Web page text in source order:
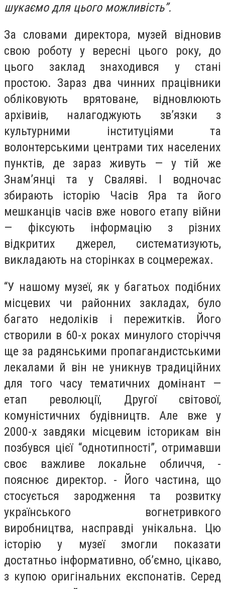
шукаємо для цього можливість”.
За словами директора, музей відновив
свою роботу у вересні цього року, до
цього заклад знаходився у стані
простою. Зараз два чинних працівники
обліковують врятоване, відновлюють
архівиів, налагоджують зв’язки з
культурними інституціями та
волонтерськими центрами тих населених
пунктів, де зараз живуть — у тій же
Знам’янці та у Сваляві. І водночас
збирають історію Часів Яра та його
мешканців часів вже нового етапу війни
— фіксують інформацію з різних
відкритих джерел, систематизують,
викладають на сторінках в соцмережах.
“У нашому музеї, як у багатьох подібних
місцевих чи районних закладах, було
багато недоліків і пережитків. Його
створили в 60-х роках минулого сторіччя
ще за радянськими пропагандистськими
лекалами й він не уникнув традиційних
для того часу тематичних домінант —
етап революції, Другої світової,
комуністичних будівництв. Але вже у
2000-х завдяки місцевим історикам він
позбувся цієї “однотипності”, отримавши
своє важливе локальне обличчя, -
пояснює директор. - Його частина, що
стосується зародження та розвитку
українського вогнетривкого
виробництва, насправді унікальна. Цю
історію у музеї змогли показати
достатньо інформативно, об’ємно, цікаво,
з купою оригінальних експонатів. Серед